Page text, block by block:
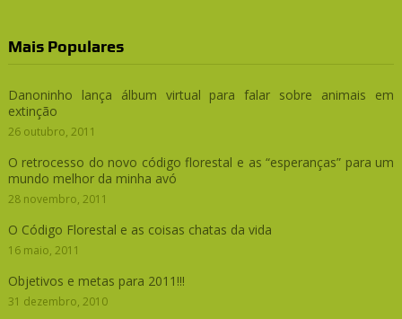
Mais Populares
Danoninho lança álbum virtual para falar sobre animais em
extinção
26 outubro, 2011
O retrocesso do novo código florestal e as “esperanças” para um
mundo melhor da minha avó
28 novembro, 2011
O Código Florestal e as coisas chatas da vida
16 maio, 2011
Objetivos e metas para 2011!!!
31 dezembro, 2010